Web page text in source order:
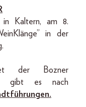
in Kaltern, am 8.
in der
der Bozner
gibt es nach